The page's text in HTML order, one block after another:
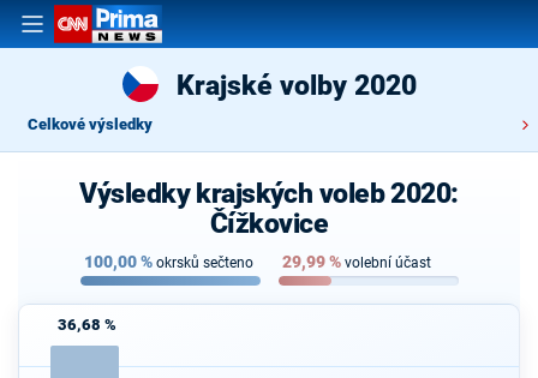
Krajské volby 2020
Celkové výsledky
Výsledky krajských voleb 2020:
Čížkovice
100,00% okrsků sečteno 29,99% volební účast
36,68 %